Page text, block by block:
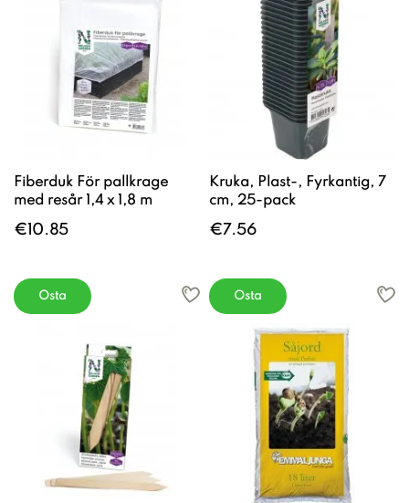
Fiberduk För pallkrage
med resår 1,4 x 1,8 m
€10.85
Osta
Kruka, Plast-, Fyrkantig, 7
cm, 25-pack
€7.56
Osta